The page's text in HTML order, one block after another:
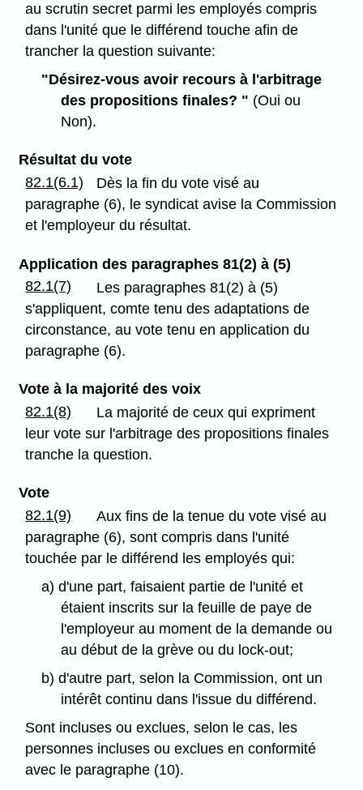
au scrutin secret parmi les employés compris
dans l'unité que le différend touche afin de
trancher la question suivante:
"Désirez-vous avoir recours à l'arbitrage
des propositions finales? " (Oui ou
Non).
Résultat du vote
82.1(6.1)
Dès la fin du vote visé au
paragraphe (6), le syndicat avise la Commission
et l'employeur du résultat.
Application des paragraphes 81(2) à (5)
82.1(7)
Les paragraphes 81(2) à (5)
s'appliquent, comte tenu des adaptations de
circonstance, au vote tenu en application du
paragraphe (6).
Vote à la majorité des voix
82.1(8)
La majorité de ceux qui expriment
leur vote sur l'arbitrage des propositions finales
tranche la question.
Vote
82.1(9)
Aux fins de la tenue du vote visé au
paragraphe (6), sont compris dans l'unité
touchée par le différend les employés qui:
a) d'une part, faisaient partie de l'unité et
étaient inscrits sur la feuille de paye de
l'employeur au moment de la demande ou
au début de la grève ou du lock-out;
b) d'autre part, selon la Commission, ont un
intérêt continu dans l'issue du différend.
Sont incluses ou exclues, selon le cas, les
personnes incluses ou exclues en conformité
avec le paragraphe (10).